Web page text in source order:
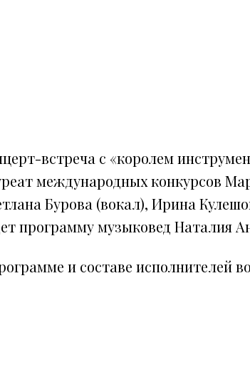
встреча с «королем
международных конкурсов
Бурова (вокал), Ирина
программу музыковед Наталия
и составе исполнителей